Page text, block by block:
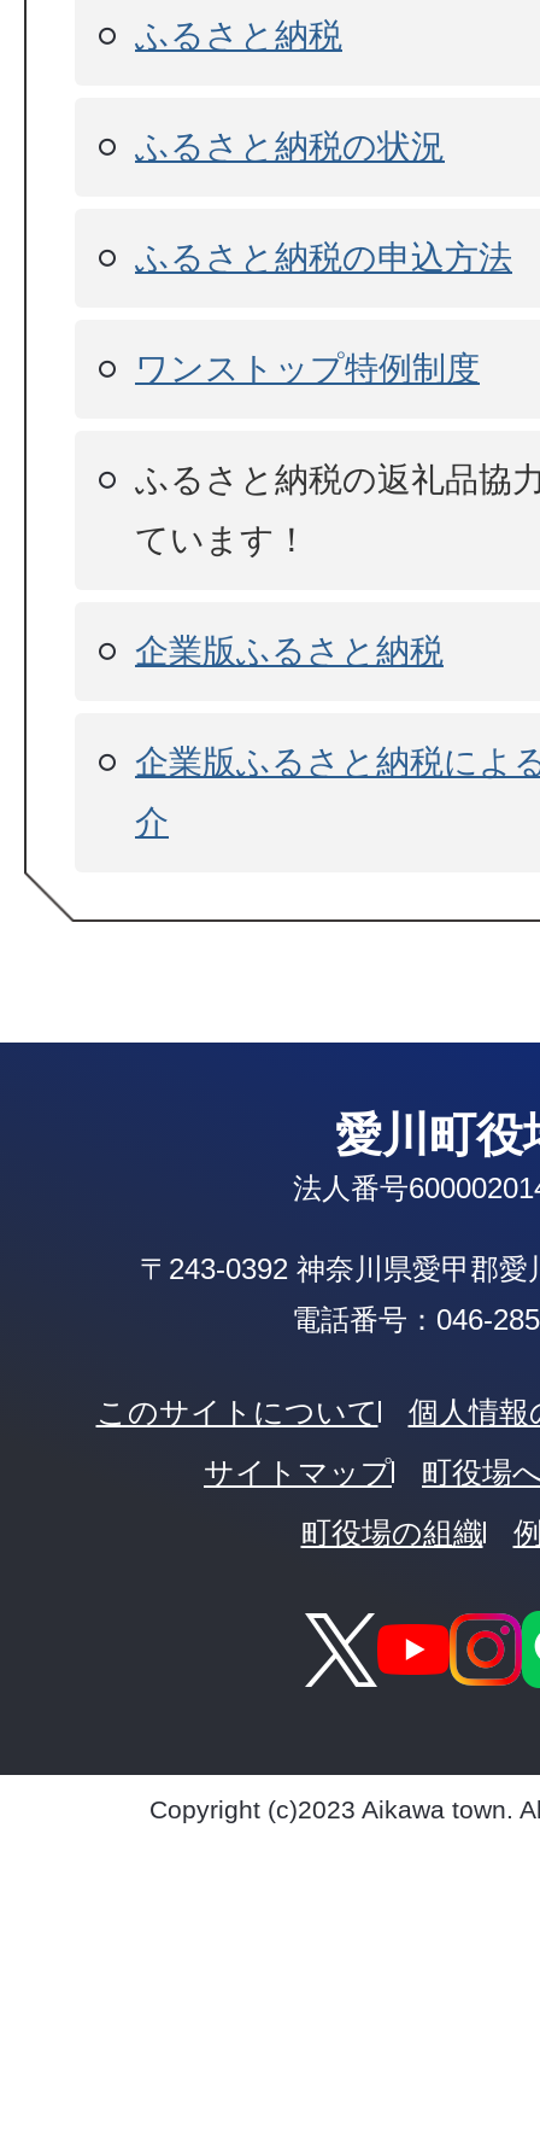
ふるさと納税
ふるさと納税の状況
ふるさと納税の申込方法
ワンストップ特例制度
ふるさと納税の返礼品協
ています！
企業版ふるさと納税
企業版ふるさと納税によ
介
愛川町役
法人番号
〒243-0392 神奈川県愛甲郡愛
電話番号：046-
このサイトについて
個人情
サイトマップ
町役場
町役場の組織
Copyright (c)2023 Aikawa town.